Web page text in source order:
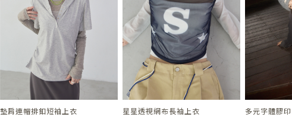
墊肩連帽排釦短袖上衣 星星透視網布長袖上衣 多元字體膠